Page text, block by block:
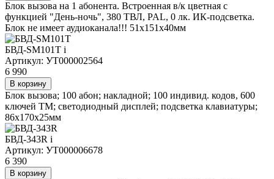
Блок вызова на 1 абонента. Встроенная в/к цветная с
функцией "День-ночь", 380 ТВЛ, PAL, 0 лк. ИК-подсветка.
Блок не имеет аудиоканала!!! 51х151х40мм
БВД-SM101T i
Артикул: УТ000002564
6 990
В корзину
Блок вызова; 100 абон; накладной; 100 индивид. кодов, 600
ключей TM; светодиодный дисплей; подсветка клавиатуры;
86х170х25мм
БВД-343R i
Артикул: УТ000006678
6 390
В корзину